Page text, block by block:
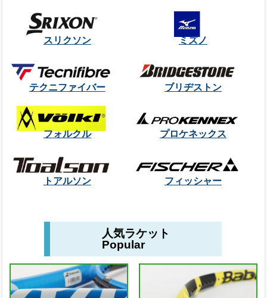
スリクソン ミズノ
テクニファイバー ブリヂストン
フォルクル プロケネックス
トアルソン フィッシャー
人気ラケット
Popular